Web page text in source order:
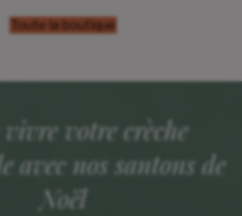
45,00€.41,00€.
Toute la boutique
vivre votre crèche
avec nos santons de
Noël